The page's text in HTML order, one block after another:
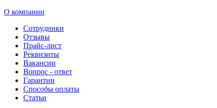
О компании
Сотрудники
Отзывы
Прайс-лист
Реквизиты
Вакансии
Вопрос - ответ
Гарантии
Способы оплаты
Статьи